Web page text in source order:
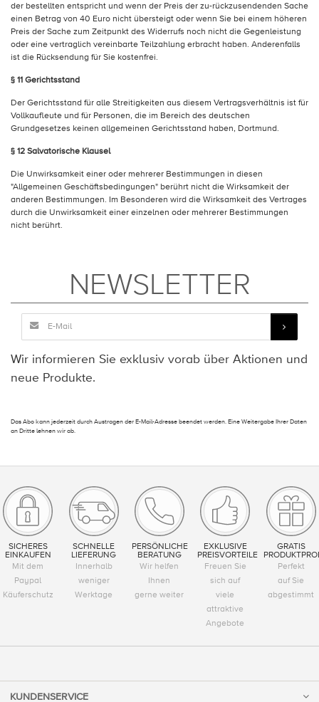
der bestellten entspricht und wenn der Preis der zu-rückzusendenden Sache
einen Betrag von 40 Euro nicht übersteigt oder wenn Sie bei einem höheren
Preis der Sache zum Zeitpunkt des Widerrufs noch nicht die Gegenleistung
oder eine vertraglich vereinbarte Teilzahlung erbracht haben. Anderenfalls
ist die Rücksendung für Sie kostenfrei.
§ 11 Gerichtsstand
Der Gerichtsstand für alle Streitigkeiten aus diesem Vertragsverhältnis ist für
Vollkaufleute und für Personen, die im Bereich des deutschen
Grundgesetzes keinen allgemeinen Gerichtsstand haben, Dortmund.
§ 12 Salvatorische Klausel
Die Unwirksamkeit einer oder mehrerer Bestimmungen in diesen
"Allgemeinen Geschäftsbedingungen" berührt nicht die Wirksamkeit der
anderen Bestimmungen. Im Besonderen wird die Wirksamkeit des Vertrages
durch die Unwirksamkeit einer einzelnen oder mehrerer Bestimmungen
nicht berührt.
NEWSLETTER
Wir informieren Sie exklusiv vorab über Aktionen und
neue Produkte.
Das Abo kann jederzeit durch Austragen der E-Mail-Adresse beendet werden. Eine Weitergabe Ihrer Daten
an Dritte lehnen wir ab.
SICHERES
EINKAUFEN
Mit dem
Paypal
Käuferschutz
SCHNELLE
LIEFERUNG
Innerhalb
weniger
Werktage
PERSÖNLICHE
BERATUNG
Wir helfen
Ihnen
gerne weiter
EXKLUSIVE
PREISVORTEILE
Freuen Sie
sich auf
viele
attraktive
Angebote
GRATIS
Perfekt
auf Sie
abgestimmt
KUNDENSERVICE